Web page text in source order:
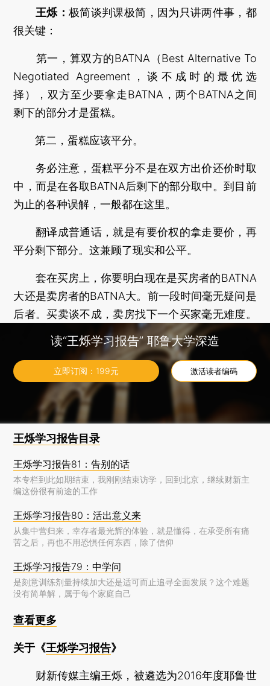
王烁：极简谈判课极简，因为只讲两件事，都
很关键：
第一，算双方的BATNA（Best Alternative To
Negotiated Agreement，谈不成时的最优选
择），双方至少要拿走BATNA，两个BATNA之间
剩下的部分才是蛋糕。
第二，蛋糕应该平分。
务必注意，蛋糕平分不是在双方出价还价时取
中，而是在各取BATNA后剩下的部分取中。到目前
为止的各种误解，一般都在这里。
翻译成普通话，就是有要价权的拿走要价，再
平分剩下部分。这兼顾了现实和公平。
套在买房上，你要明白现在是买房者的BATNA
大还是卖房者的BATNA大。前一段时间毫无疑问是
后者。买卖谈不成，卖房找下一个买家毫无难度。
在最疯狂的时候，你还在谈判的时候，房价没闲着
还在涨，于是出现你所说的情况，谈着谈着，卖家
的BATNA变大了，已经大于你们刚谈时候的整个蛋
糕加你的BATNA。这就是人们觉得总也赶不上涨价
的原因。
读“王烁学习报告” 耶鲁大学深造
立即订阅： 199元 激活读者编码
王烁学习报告目录
王烁学习报告81：告别的话
本专栏到此如期结束，我刚刚结束访学，回到北京，继续财新主
编这份很有前途的工作
王烁学习报告80：活出意义来
从集中营归来，幸存者最光辉的体验，就是懂得，在承受所有痛
苦之后，再也不用恐惧任何东西，除了信仰
王烁学习报告79：中学问
是刻意训练剂量持续加大还是适可而止追寻全面发展？这个难题
没有简单解，属于每个家庭自己
查看更多
关于《王烁学习报告》
财新传媒主编王烁，被遴选为2016年度耶鲁世